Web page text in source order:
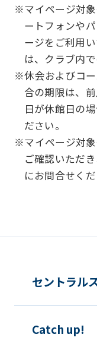
※マイページ対
ートフォンや
ージをご利用
は、クラブ内
※休会およびコ
合の期限は、
日が休館日の
ださい。
※マイページ対
ご確認いただ
にお問合せくだ
セントラル
Catch up!